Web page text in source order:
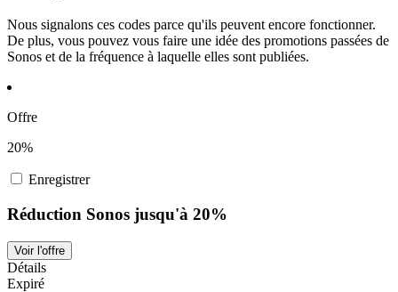
Nous signalons ces codes parce qu'ils peuvent encore fonctionner.
De plus, vous pouvez vous faire une idée des promotions passées de
Sonos et de la fréquence à laquelle elles sont publiées.
Offre
20%
Enregistrer
Réduction Sonos jusqu'à 20%
Voir l'offre
Détails
Expiré